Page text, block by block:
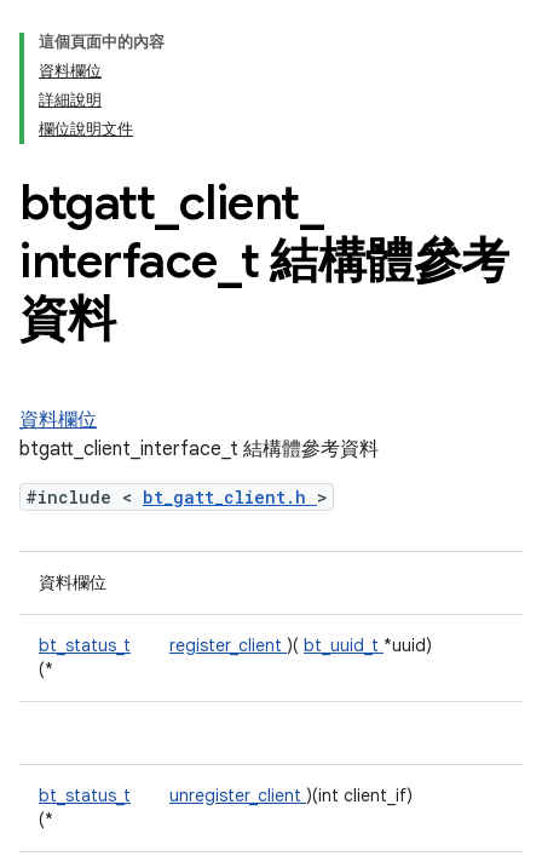
這個頁面中的內容
資料欄位
詳細說明
欄位說明文件
btgatt client
interface t 結構體參考
資料
資料欄位
btgatt_client_interface_t 結構體參考資料
#include < bt_gatt_client.h >
資料欄位
bt_status_t
(*
register_client )( bt_uuid_t *uuid)
bt_status_t
(*
unregister_client )(int client_if)